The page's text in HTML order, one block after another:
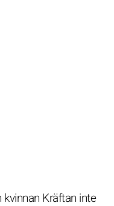
Kräftan inte